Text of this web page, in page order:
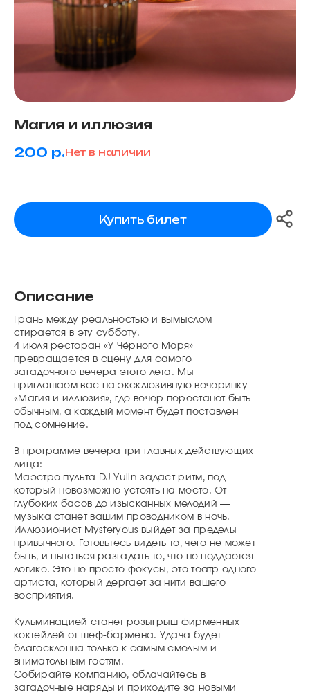
Магия и иллюзия
200 р.Нет в наличии
Купить билет
Описание
Грань между реальностью и вымыслом
стирается в эту субботу.
4 июля ресторан «У Чёрного Моря»
превращается в сцену для самого
загадочного вечера этого лета. Мы
приглашаем вас на эксклюзивную вечеринку
«Магия и иллюзия», где вечер перестанет быть
обычным, а каждый момент будет поставлен
под сомнение.
В программе вечера три главных действующих
лица:
Маэстро пульта DJ Yulin задаст ритм, под
который невозможно устоять на месте. От
глубоких басов до изысканных мелодий —
музыка станет вашим проводником в ночь.
Иллюзионист Mysteryous выйдет за пределы
привычного. Готовьтесь видеть то, чего не может
быть, и пытаться разгадать то, что не поддается
логике. Это не просто фокусы, это театр одного
артиста, который дергает за нити вашего
восприятия.
Кульминацией станет розыгрыш фирменных
коктейлей от шеф-бармена. Удача будет
благосклонна только к самым смелым и
внимательным гостям.
Собирайте компанию, облачайтесь в
загадочные наряды и приходите за новыми
Подписаться